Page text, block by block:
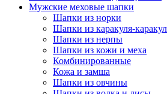
Мужские меховые шапки
Шапки из норки
Шапки из каракуля-
Шапки из нерпы
Шапки из кожи и меха
Комбинированные
Кожа и замша
Шапки из овчины